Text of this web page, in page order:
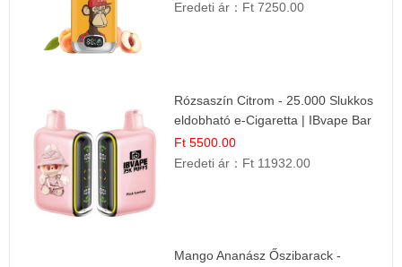
Eredeti ár： Ft 7250.00
Rózsaszín Citrom - 25.000 Slukkos
eldobható e-Cigaretta | IBvape Bar
Ft 5500.00
Eredeti ár： Ft 11932.00
Mango Ananász Őszibarack -